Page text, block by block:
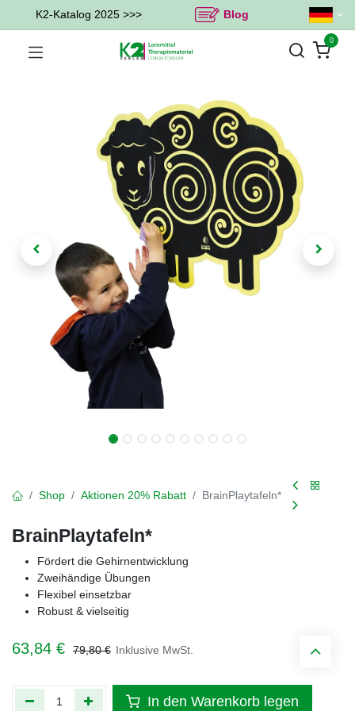
K2-Katalog 2025 >>> Blog
0
Shop Aktionen 20% Rabatt BrainPlaytafeln*
BrainPlaytafeln*
Fördert die Gehirnentwicklung
Zweihändige Übungen
Flexibel einsetzbar
Robust & vielseitig
63,84 € 79,80€ Inklusive MwSt.
In den Warenkorb legen